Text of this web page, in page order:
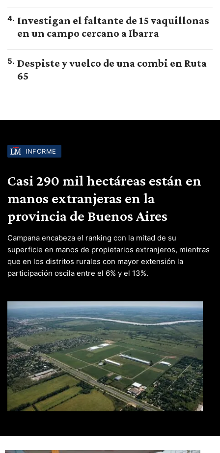
4. Investigan el faltante de 15 vaquillonas
en un campo cercano a Ibarra
5. Despiste y vuelco de una combi en Ruta
65
INFORME
Casi 290 mil hectáreas están en
manos extranjeras en la
provincia de Buenos Aires
Campana encabeza el ranking con la mitad de su
superficie en manos de propietarios extranjeros, mientras
que en los distritos rurales con mayor extensión la
participación oscila entre el 6% y el 13%.